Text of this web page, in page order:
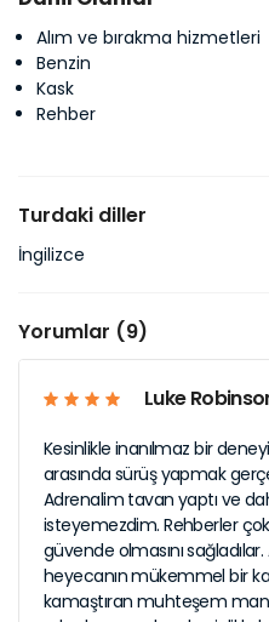
Alım ve bırakma hizmetleri
Benzin
Kask
Rehber
Turdaki diller
İngilizce
Yorumlar (9)
Luke
Kesinlikle inanılmaz bir
arasında sürüş yapmak
Adrenalim tavan yaptı ve
isteyemezdim. Rehberler
güvende olmasını
heyecanın mükemmel bir
kamaştıran muhteşem